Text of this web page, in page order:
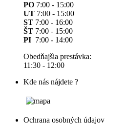
PO 7:00 - 15:00
UT 7:00 - 15:00
ST 7:00 - 16:00
ŠT 7:00 - 15:00
PI 7:00 - 14:00
Obedňajšia prestávka:
11:30 - 12:00
Kde nás nájdete ?
Ochrana osobných údajov